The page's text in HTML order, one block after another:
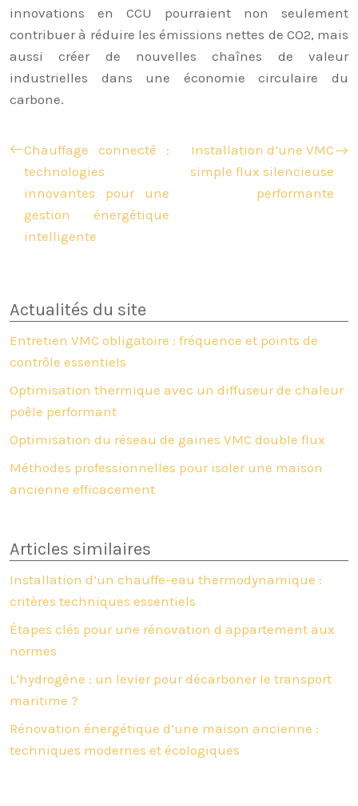
innovations en CCU pourraient non seulement
contribuer à réduire les émissions nettes de CO2, mais
aussi créer de nouvelles chaînes de valeur
industrielles dans une économie circulaire du
carbone.
Chauffage connecté :
technologies
innovantes pour une
gestion énergétique
intelligente
Installation d’une VMC
simple flux silencieuse
performante
Actualités du site
Entretien VMC obligatoire : fréquence et points de
contrôle essentiels
Optimisation thermique avec un diffuseur de chaleur
poêle performant
Optimisation du réseau de gaines VMC double flux
Méthodes professionnelles pour isoler une maison
ancienne efficacement
Articles similaires
Installation d’un chauffe-eau thermodynamique :
critères techniques essentiels
Étapes clés pour une rénovation d appartement aux
normes
L’hydrogène : un levier pour décarboner le transport
maritime ?
Rénovation énergétique d’une maison ancienne :
techniques modernes et écologiques